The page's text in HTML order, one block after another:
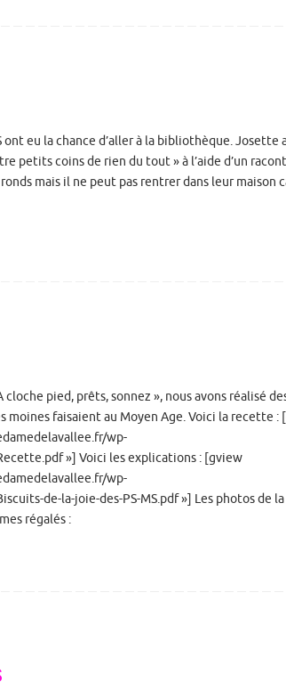
ont eu la chance d’aller à la bibliothèque. Josette
petits coins de rien du tout » à l’aide d’un
mais il ne peut pas rentrer dans leur maison
pied, prêts, sonnez », nous avons réalisé
moines faisaient au Moyen Age. Voici la recette :
wp-
»] Voici les explications : [gview
wp-
de-la-joie-des-PS-MS.pdf »] Les photos de la
régalés :